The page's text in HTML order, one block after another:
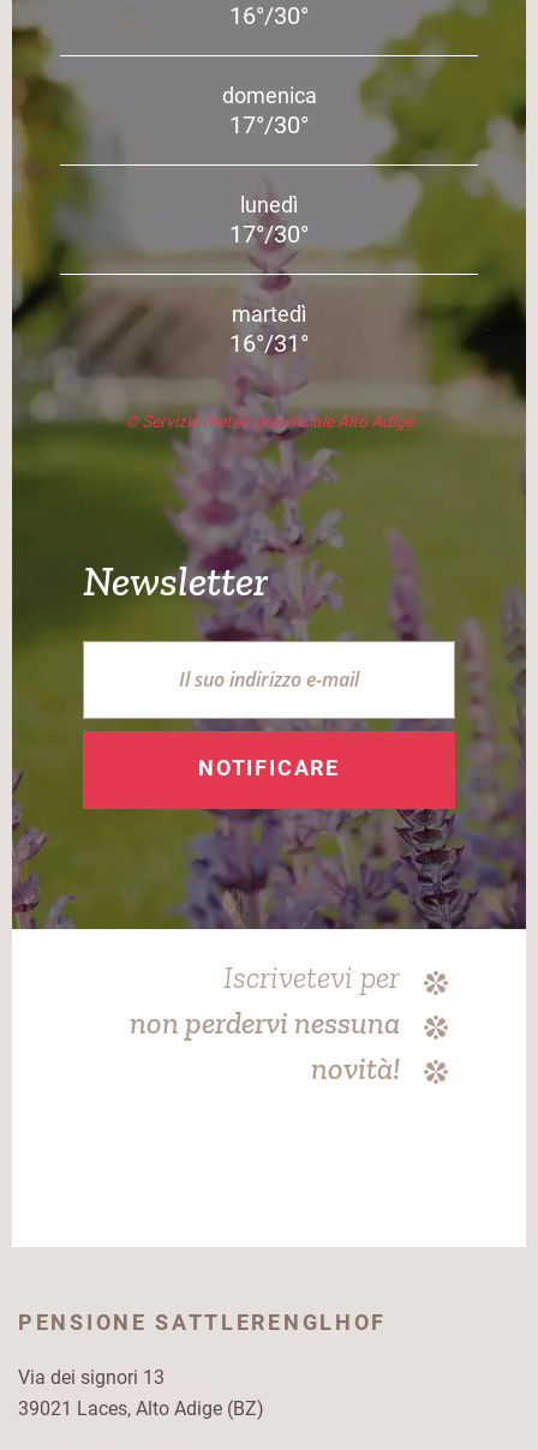
16°/30°
domenica
17°/30°
lunedì
17°/30°
martedì
16°/31°
© Servizio meteo provinciale Alto Adige
Newsletter
NOTIFICARE
Iscrivetevi per
non perdervi nessuna
novità!
PENSIONE SATTLERENGLHOF
Via dei signori 13
39021 Laces, Alto Adige (BZ)